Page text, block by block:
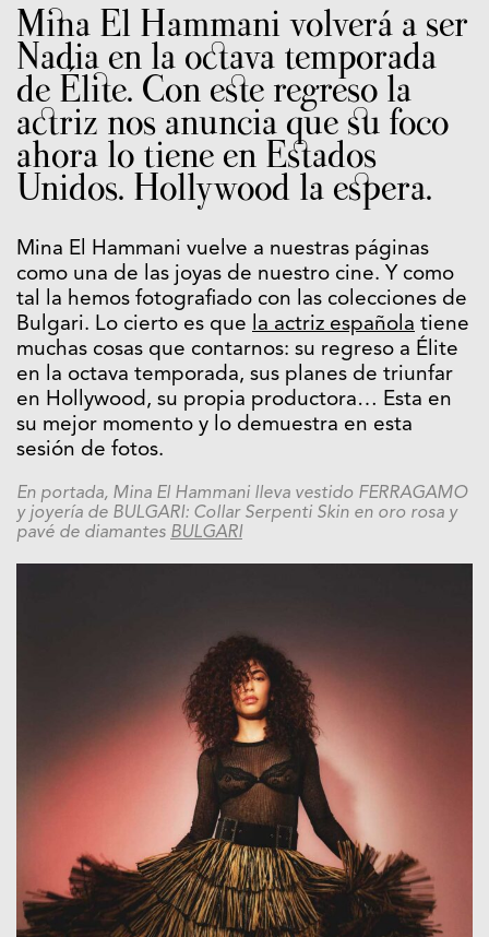
Mina El Hammani volverá a ser
Nadia en la octava temporada
de Élite. Con este regreso la
actriz nos anuncia que su foco
ahora lo tiene en Estados
Unidos. Hollywood la espera.
Mina El Hammani vuelve a nuestras páginas
como una de las joyas de nuestro cine. Y como
tal la hemos fotografiado con las colecciones de
Bulgari. Lo cierto es que
la actriz española tiene
muchas cosas que contarnos: su regreso a Élite
en la octava temporada, sus planes de triunfar
en Hollywood, su propia productora… Esta en
su mejor momento y lo demuestra en esta
sesión de fotos.
En portada, Mina El Hammani lleva vestido FERRAGAMO
y joyería de BULGARI: Collar Serpenti Skin en oro rosa y
pavé de diamantes BULGARI